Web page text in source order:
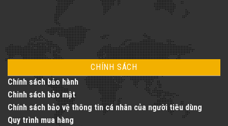
CHÍNH SÁCH
Chính sách bảo hành
Chinh sách bảo mật
Chính sách bảo vệ thông tin cá nhân của người tiêu dùng
Quy trình mua hàng